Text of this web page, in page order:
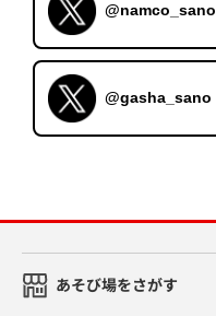
@namco_sano
@gasha_sano
あそび場をさがす